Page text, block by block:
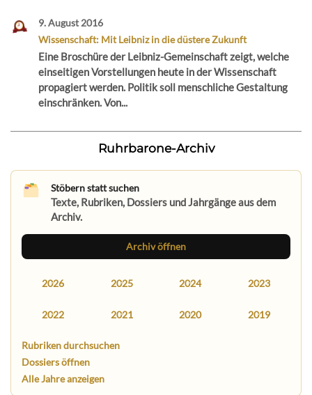
9. August 2016
Wissenschaft: Mit Leibniz in die düstere Zukunft
Eine Broschüre der Leibniz-Gemeinschaft zeigt, welche
einseitigen Vorstellungen heute in der Wissenschaft
propagiert werden. Politik soll menschliche Gestaltung
einschränken. Von...
Ruhrbarone-Archiv
Stöbern statt suchen
Texte, Rubriken, Dossiers und Jahrgänge aus dem
Archiv.
Archiv öffnen
2026 2025 2024 2023
2022 2021 2020 2019
Rubriken durchsuchen
Dossiers öffnen
Alle Jahre anzeigen